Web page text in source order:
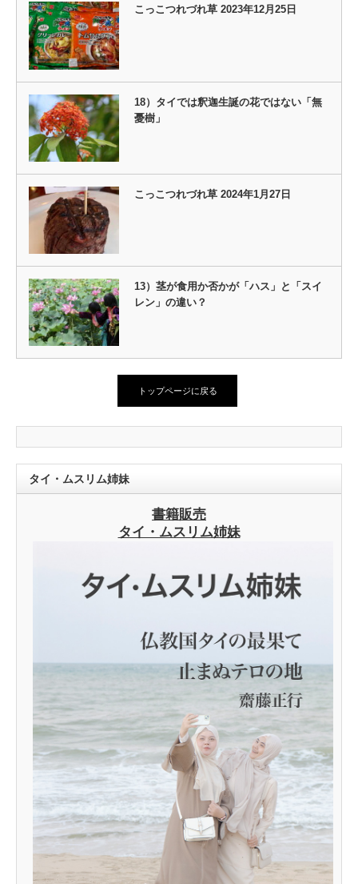
こっこつれづれ草 2023年12月25日
18）タイでは釈迦生誕の花ではない「無
憂樹」
こっこつれづれ草 2024年1月27日
13）茎が食用か否かが「ハス」と「スイ
レン」の違い？
トップページに戻る
タイ・ムスリム姉妹
書籍販売
タイ・ムスリム姉妹